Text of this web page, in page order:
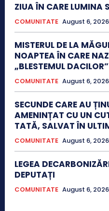
ZIUA ÎN CARE LUMINA
COMUNITATE August 6, 2026
MISTERUL DE LA
NOAPTEA ÎN CARE
„BLESTEMUL DACILOR”
COMUNITATE August 6, 2026
SECUNDE CARE AU
AMENINȚAT CU UN
TATĂ, SALVAT ÎN
COMUNITATE August 6, 2026
LEGEA
DEPUTAȚI
COMUNITATE August 6, 2026